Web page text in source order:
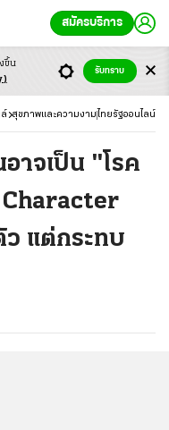
สมัครบริการ
ล์ สุขภาพและความงาม ไทยรัฐออนไลน์
จเป็น "โรค
ว แต่กระทบ
ขึ้น
รับทราบ